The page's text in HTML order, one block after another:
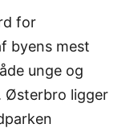
for
byens mest
unge og
Østerbro ligger